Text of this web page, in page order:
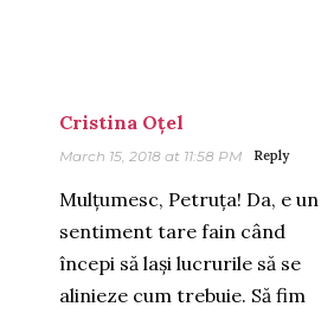
Cristina Oțel
March 15, 2018 at 11:58 PM Reply
Mulțumesc, Petruța! Da, e un
sentiment tare fain când
începi să lași lucrurile să se
alinieze cum trebuie. Să fim